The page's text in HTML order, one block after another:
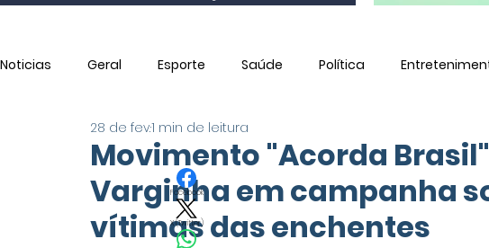
Noticias Geral Esporte Saúde Política
Utilidade PúblicaMovimento "Acorda
Varginha em campanha
vítimas das enchentes
28 de fev.1 min de leitura
Facebook
X (Twitter)